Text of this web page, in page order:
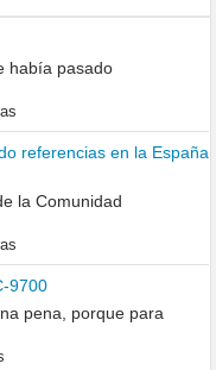
había pasado
referencias en la España
la Comunidad
9700
pena, porque para